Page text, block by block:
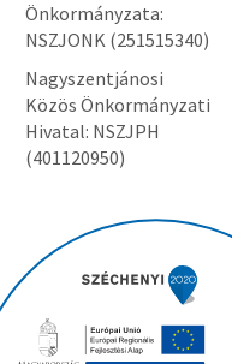
Önkormányzata:
NSZJONK (251515340)
Nagyszentjánosi
Közös Önkormányzati
Hivatal: NSZJPH
(401120950)